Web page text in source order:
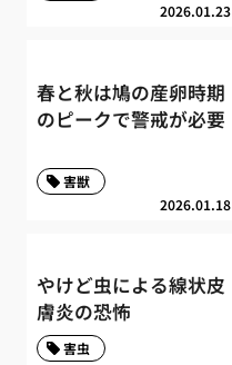
2026.01.23
春と秋は鳩の産卵時期
のピークで警戒が必要
2026.01.18
害獣
やけど虫による線状皮
膚炎の恐怖
害虫